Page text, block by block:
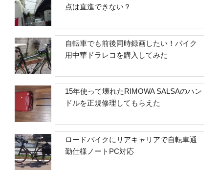
点は直進できない？
自転車でも前後同時録画したい！バイク
用中華ドラレコを購入してみた
15年使って壊れたRIMOWA SALSAのハン
ドルを正規修理してもらえた
ロードバイクにリアキャリアで自転車通
勤仕様ノートPC対応